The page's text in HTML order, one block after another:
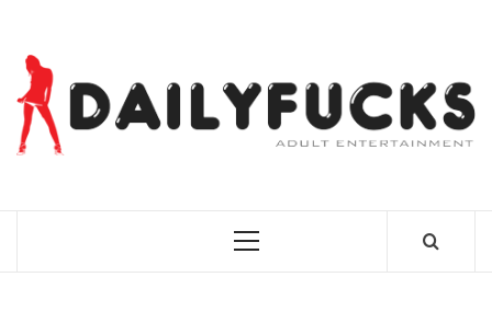
content
Primary